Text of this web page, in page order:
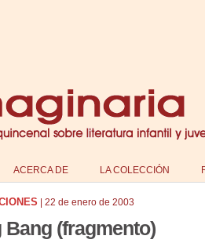
ACERCA DE LA COLECCIÓN
22 de enero de 2003
Bang (fragmento)